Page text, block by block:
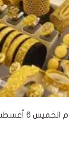
2026 في مصر